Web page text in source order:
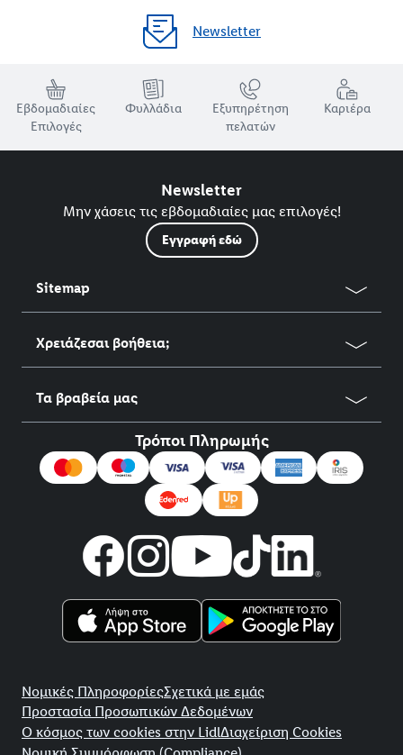
Newsletter
Εβδομαδιαίες
Επιλογές
Φυλλάδια
Εξυπηρέτηση
πελατών
Καριέρα
Newsletter
Μην χάσεις τις εβδομαδιαίες μας επιλογές!
Εγγραφή εδώ
Sitemap
Χρειάζεσαι βοήθεια;
Τα βραβεία μας
Τρόποι Πληρωμής
Νομικές ΠληροφορίεςΣχετικά με εμάς
Προστασία Προσωπικών Δεδομένων
Ο κόσμος των cookies στην LidlΔιαχείριση Cookies